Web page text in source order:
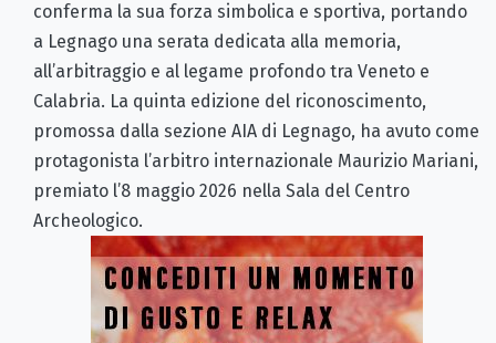
conferma la sua forza simbolica e sportiva, portando
a Legnago una serata dedicata alla memoria,
all’arbitraggio e al legame profondo tra Veneto e
Calabria. La quinta edizione del riconoscimento,
promossa dalla sezione AIA di Legnago, ha avuto come
protagonista l’arbitro internazionale Maurizio Mariani,
premiato l’8 maggio 2026 nella Sala del Centro
Archeologico.